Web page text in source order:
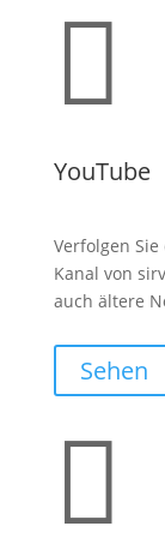

YouTube
Verfolgen Sie
Kanal von
auch ältere
Sehen
